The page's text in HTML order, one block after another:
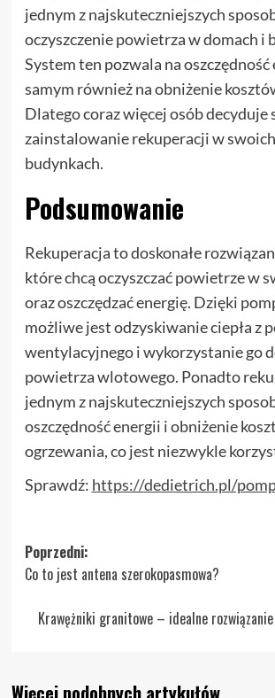
jednym z najskuteczniejszych
oczyszczenie powietrza w domach i
System ten pozwala na oszczędność
samym również na obniżenie
Dlatego coraz więcej osób decyduje
zainstalowanie rekuperacji w
budynkach.
Podsumowanie
Rekuperacja to doskonałe
które chcą oczyszczać powietrze w
oraz oszczędzać energię. Dzięki
możliwe jest odzyskiwanie ciepła z
wentylacyjnego i wykorzystanie go
powietrza wlotowego. Ponadto
jednym z najskuteczniejszych
oszczędność energii i obniżenie
ogrzewania, co jest niezwykle
Sprawdź: https://dedietrich.pl/
Zobacz
wpisy
Poprzedni:
Co to jest antena szerokopasmowa?
Krawężniki granitowe – idealne
Więcej podobnych artykułów